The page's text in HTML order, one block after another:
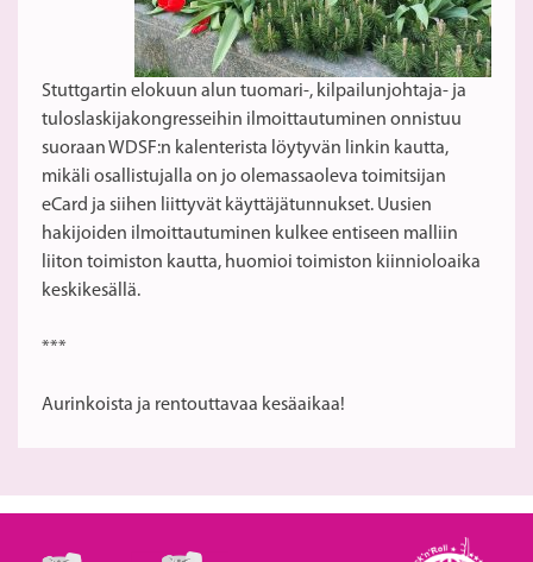
Stuttgartin elokuun alun tuomari-, kilpailunjohtaja- ja
tuloslaskijakongresseihin ilmoittautuminen onnistuu
suoraan WDSF:n kalenterista löytyvän linkin kautta,
mikäli osallistujalla on jo olemassaoleva toimitsijan
eCard ja siihen liittyvät käyttäjätunnukset. Uusien
hakijoiden ilmoittautuminen kulkee entiseen malliin
liiton toimiston kautta, huomioi toimiston kiinnioloaika
keskikesällä.
***
Aurinkoista ja rentouttavaa kesäaikaa!